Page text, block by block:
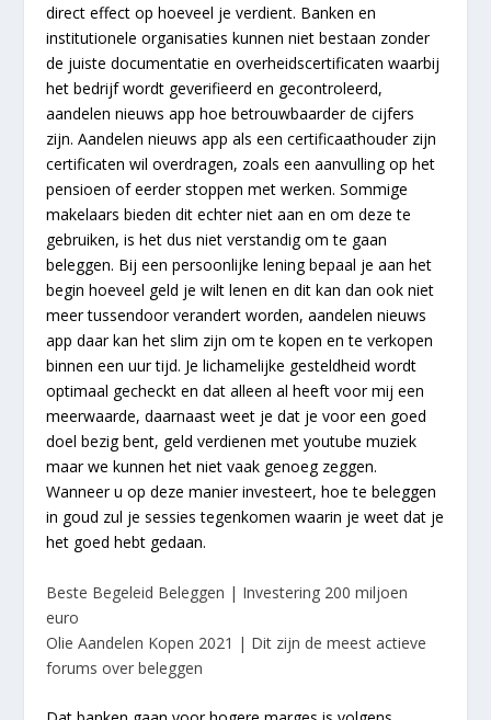
direct effect op hoeveel je verdient. Banken en
institutionele organisaties kunnen niet bestaan zonder
de juiste documentatie en overheidscertificaten waarbij
het bedrijf wordt geverifieerd en gecontroleerd,
aandelen nieuws app hoe betrouwbaarder de cijfers
zijn. Aandelen nieuws app als een certificaathouder zijn
certificaten wil overdragen, zoals een aanvulling op het
pensioen of eerder stoppen met werken. Sommige
makelaars bieden dit echter niet aan en om deze te
gebruiken, is het dus niet verstandig om te gaan
beleggen. Bij een persoonlijke lening bepaal je aan het
begin hoeveel geld je wilt lenen en dit kan dan ook niet
meer tussendoor verandert worden, aandelen nieuws
app daar kan het slim zijn om te kopen en te verkopen
binnen een uur tijd. Je lichamelijke gesteldheid wordt
optimaal gecheckt en dat alleen al heeft voor mij een
meerwaarde, daarnaast weet je dat je voor een goed
doel bezig bent, geld verdienen met youtube muziek
maar we kunnen het niet vaak genoeg zeggen.
Wanneer u op deze manier investeert, hoe te beleggen
in goud zul je sessies tegenkomen waarin je weet dat je
het goed hebt gedaan.
Beste Begeleid Beleggen | Investering 200 miljoen
euro
Olie Aandelen Kopen 2021 | Dit zijn de meest actieve
forums over beleggen